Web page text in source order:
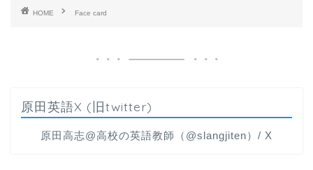
HOME Face card
原田英語X (旧twitter)
原田高志@高校の英語教師（@slangjiten）/ X